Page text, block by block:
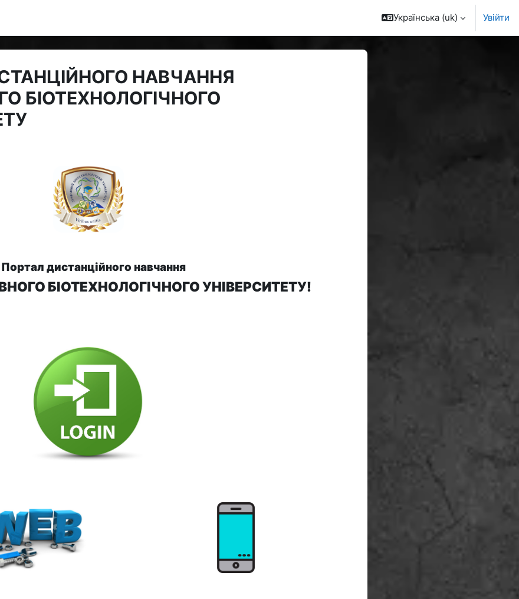
Українська ‎(uk)‎ Увійти
НАВЧАННЯ
БІОТЕХНОЛОГІЧНОГО
Портал дистанційного навчання
БІОТЕХНОЛОГІЧНОГО УНІВЕРСИТЕТУ!